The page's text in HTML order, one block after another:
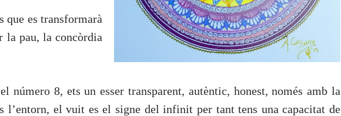
que es transformarà
la pau, la concòrdia
número 8, ets un esser transparent, autèntic, honest, només amb la
l’entorn, el vuit es el signe del infinit per tant tens una capacitat de